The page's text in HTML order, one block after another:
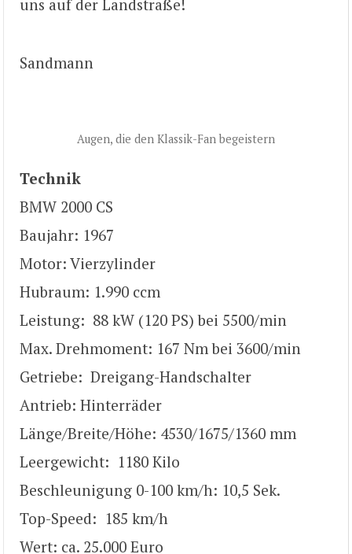
uns auf der Landstraße!
Sandmann
Augen, die den Klassik-Fan begeistern
Technik
BMW 2000 CS
Baujahr: 1967
Motor: Vierzylinder
Hubraum: 1.990 ccm
Leistung: 88 kW (120 PS) bei 5500/min
Max. Drehmoment: 167 Nm bei 3600/min
Getriebe: Dreigang-Handschalter
Antrieb: Hinterräder
Länge/Breite/Höhe: 4530/1675/1360 mm
Leergewicht: 1180 Kilo
Beschleunigung 0-100 km/h: 10,5 Sek.
Top-Speed: 185 km/h
Wert: ca. 25.000 Euro